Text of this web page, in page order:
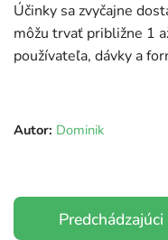
Účinky sa zvyčajne
môžu trvať približne 1
používateľa, dávky a
Autor: Dominik